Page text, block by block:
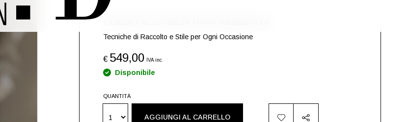
Tecniche di Raccolto e Stile per Ogni Occasione
€ 549,00 IVA inc.
Disponibile
QUANTITÀ
AGGIUNGI AL CARRELLO